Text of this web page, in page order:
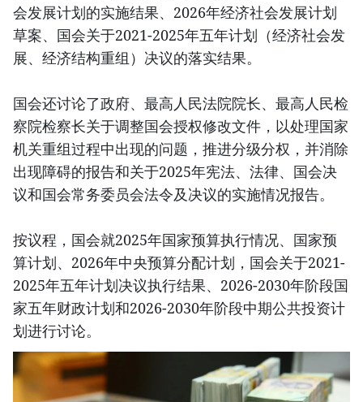
会发展计划的实施结果、2026年经济社会发展计划
草案、国会关于2021-2025年五年计划（经济社会发
展、经济结构重组）决议的落实结果。
国会还讨论了政府、最高人民法院院长、最高人民检
察院检察长关于调整国会授权修改文件，以处理国家
机关重组过程中出现的问题，推进分级分权，并消除
出现障碍的报告和关于2025年宪法、法律、国会决
议和国会常务委员会法令及决议的实施情况报告。
按议程，国会就2025年国家预算执行情况、国家预
算计划、2026年中央预算分配计划，国会关于2021-
2025年五年计划决议执行结果、2026-2030年阶段国
家五年财政计划和2026-2030年阶段中期公共投资计
划进行讨论。